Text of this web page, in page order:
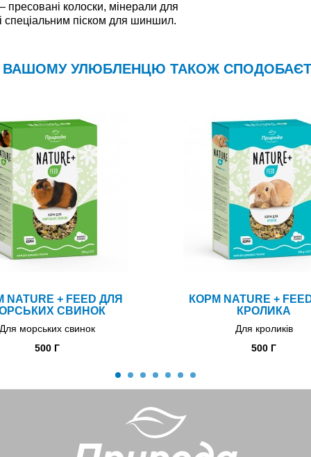
колоски, мінерали для
спеціальним піском для шиншил.
УЛЮБЛЕНЦЮ ТАКОЖ
NATURE + FEED ДЛЯ
СВИНОК
Для морських свинок
500 Г
КОРМ NATURE +
КРОЛИКА
Для кроликів
500 Г